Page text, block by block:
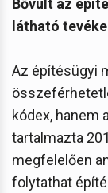
látható
Az építésügyi
kódex, hanem
tartalmazta
megfelelően
folytathat